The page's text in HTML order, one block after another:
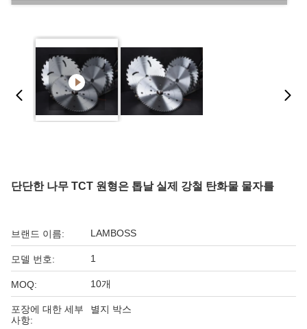
단단한 나무 TCT 원형은 톱날 실제 강철 탄화물 물자를
브랜드 이름: LAMBOSS
모델 번호: 1
MOQ: 10개
포장에 대한 세부
사항:
별지 박스